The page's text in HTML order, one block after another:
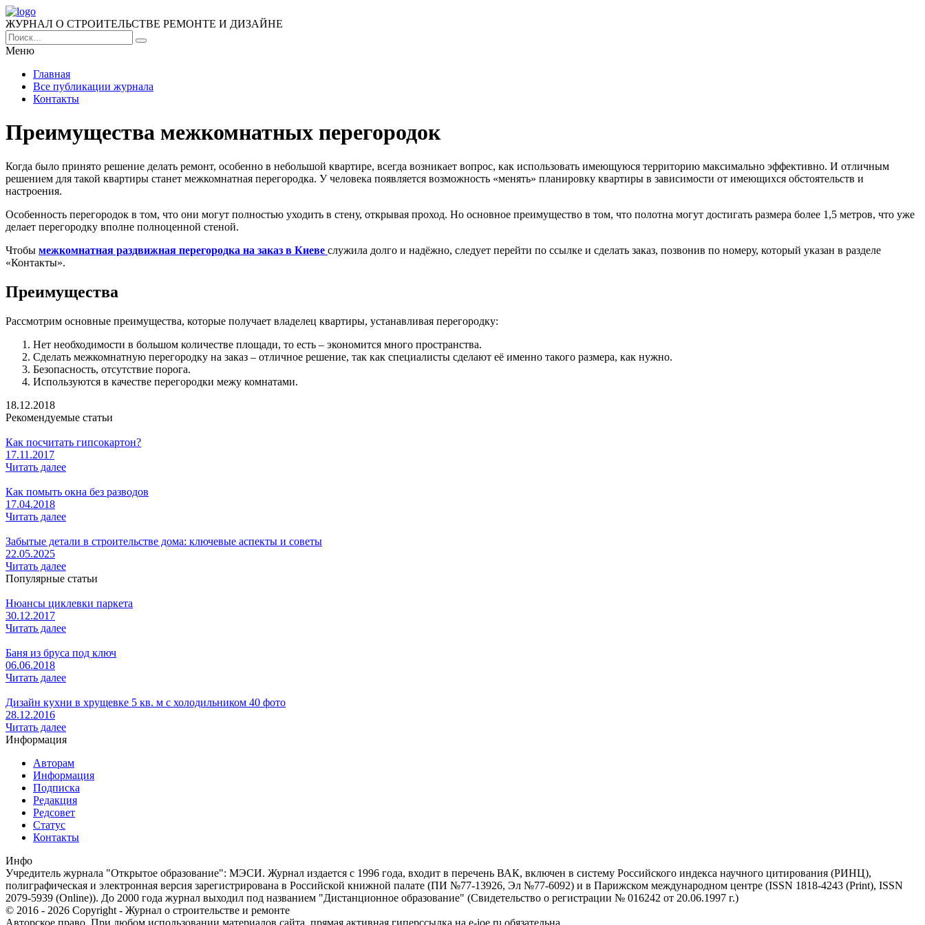
ЖУРНАЛ О СТРОИТЕЛЬСТВЕ РЕМОНТЕ И ДИЗАЙНЕ
Меню
Главная
Все публикации журнала
Контакты
Преимущества межкомнатных перегородок
Когда было принято решение делать ремонт, особенно в небольшой квартире, всегда возникает вопрос, как использовать имеющуюся территорию максимально эффективно. И отличным
решением для такой квартиры станет межкомнатная перегородка. У человека появляется возможность «менять» планировку квартиры в зависимости от имеющихся обстоятельств и
настроения.
Особенность перегородок в том, что они могут полностью уходить в стену, открывая проход. Но основное преимущество в том, что полотна могут достигать размера более 1,5 метров, что уже
делает перегородку вполне полноценной стеной.
Чтобы межкомнатная раздвижная перегородка на заказ в Киеве служила долго и надёжно, следует перейти по ссылке и сделать заказ, позвонив по номеру, который указан в разделе
«Контакты».
Преимущества
Рассмотрим основные преимущества, которые получает владелец квартиры, устанавливая перегородку:
Нет необходимости в большом количестве площади, то есть – экономится много пространства.
Сделать межкомнатную перегородку на заказ – отличное решение, так как специалисты сделают её именно такого размера, как нужно.
Безопасность, отсутствие порога.
Используются в качестве перегородки межу комнатами.
18.12.2018
Рекомендуемые статьи
Как посчитать гипсокартон?
17.11.2017
Читать далее
Как помыть окна без разводов
17.04.2018
Читать далее
Забытые детали в строительстве дома: ключевые аспекты и советы
22.05.2025
Читать далее
Популярные статьи
Нюансы циклевки паркета
30.12.2017
Читать далее
Баня из бруса под ключ
06.06.2018
Читать далее
Дизайн кухни в хрущевке 5 кв. м с холодильником 40 фото
28.12.2016
Читать далее
Информация
Авторам
Информация
Подписка
Редакция
Редсовет
Статус
Контакты
Инфо
Учредитель журнала "Открытое образование": МЭСИ. Журнал издается с 1996 года, входит в перечень ВАК, включен в систему Российского индекса научного цитирования (РИНЦ),
полиграфическая и электронная версия зарегистрирована в Российской книжной палате (ПИ №77-13926, Эл №77-6092) и в Парижском международном центре (ISSN 1818-4243 (Print), ISSN
2079-5939 (Online)). До 2000 года журнал выходил под названием "Дистанционное образование" (Свидетельство о регистрации № 016242 от 20.06.1997 г.)
© 2016 - 2026 Copyright - Журнал о строительстве и ремонте
Авторское право. При любом использовании материалов сайта, прямая активная гиперссылка на e-joe.ru обязательна.